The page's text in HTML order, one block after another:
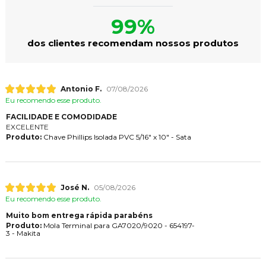
99%
dos clientes recomendam nossos produtos
Antonio F.
07/08/2026
Eu recomendo esse produto.
FACILIDADE E COMODIDADE
EXCELENTE
Produto:Chave Phillips Isolada PVC 5/16" x 10" - Sata
José N.
05/08/2026
Eu recomendo esse produto.
Muito bom entrega rápida parabéns
Produto:Mola Terminal para GA7020/9020 - 654197-
3 - Makita